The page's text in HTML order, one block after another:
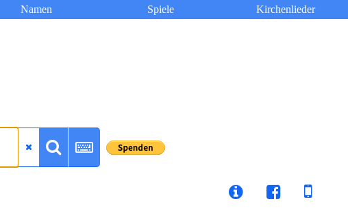
Namen Spiele Kirchenlieder